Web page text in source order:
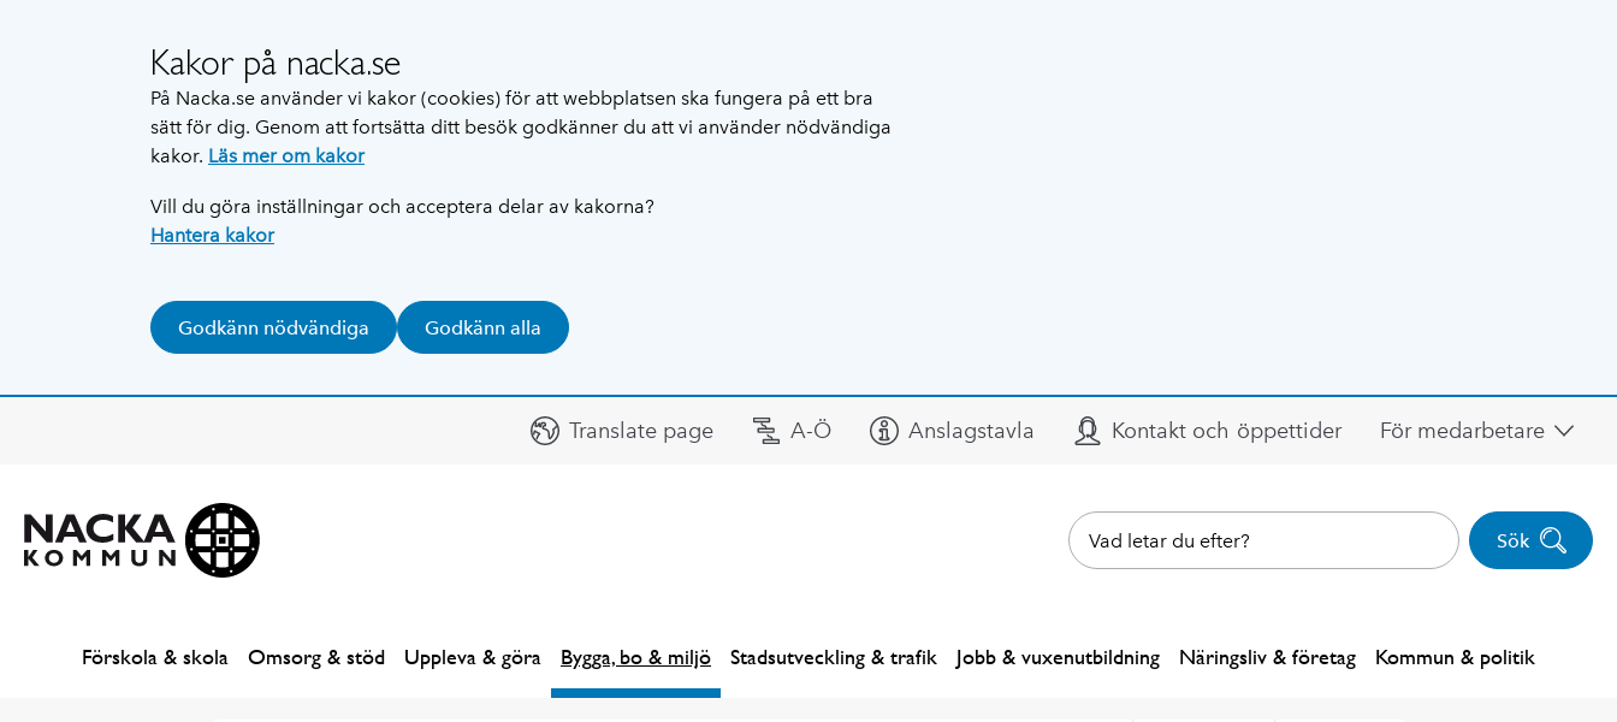
Kakor på nacka.se
På Nacka.se använder vi kakor (cookies) för att webbplatsen ska fungera på ett bra
sätt för dig. Genom att fortsätta ditt besök godkänner du att vi använder nödvändiga
kakor. Läs mer om kakor
Vill du göra inställningar och acceptera delar av kakorna?
Hantera kakor
Godkänn nödvändiga Godkänn alla
Translate page A-Ö Anslagstavla Kontakt och öppettider För medarbetare
Sök
Förskola & skola Omsorg & stöd Uppleva & göra Bygga, bo & miljö Stadsutveckling & trafik Jobb & vuxenutbildning Näringsliv & företag Kommun & politik